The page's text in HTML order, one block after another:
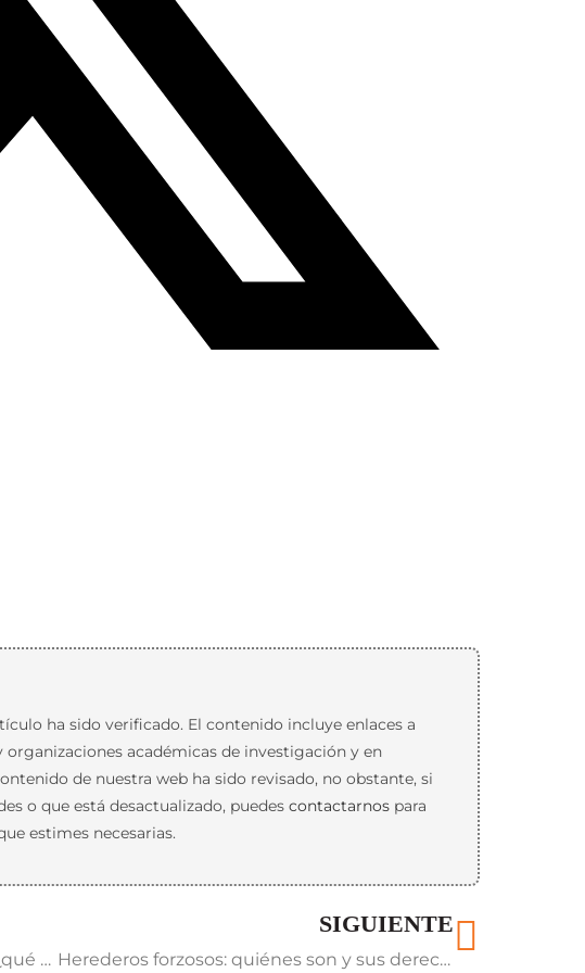
ha sido verificado. El contenido incluye enlaces a
académicas de investigación y en
de nuestra web ha sido revisado, no obstante, si
o que está desactualizado, puedes contactarnos para
estimes necesarias.
Donación o herencia entre hermanos: ¿qué es mejor?
SIGUIENTE
Herederos forzosos: quiénes son y sus derechos